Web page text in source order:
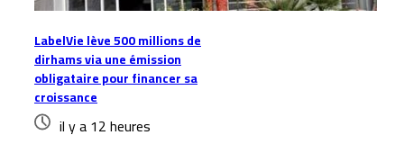
LabelVie lève 500 millions de
dirhams via une émission
obligataire pour financer sa
croissance
il y a 12 heures